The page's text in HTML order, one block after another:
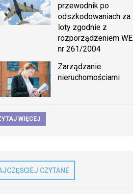
przewodnik po
odszkodowaniach za
loty zgodnie z
rozporządzeniem WE
nr 261/2004
Zarządzanie
nieruchomościami
WIĘCEJ
CZYTANE